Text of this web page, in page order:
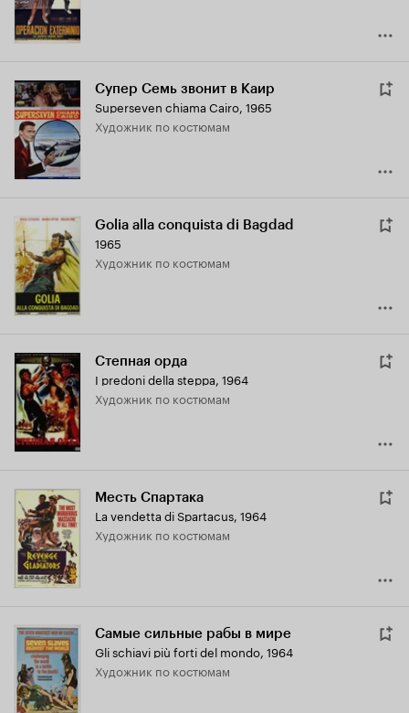
Супер Семь звонит в Каир
Superseven chiama Cairo, 1965
Художник по костюмам
Golia alla conquista di Bagdad
1965
Художник по костюмам
Степная орда
I predoni della steppa, 1964
Художник по костюмам
Месть Спартака
La vendetta di Spartacus, 1964
Художник по костюмам
Самые сильные рабы в мире
Gli schiavi più forti del mondo, 1964
Художник по костюмам